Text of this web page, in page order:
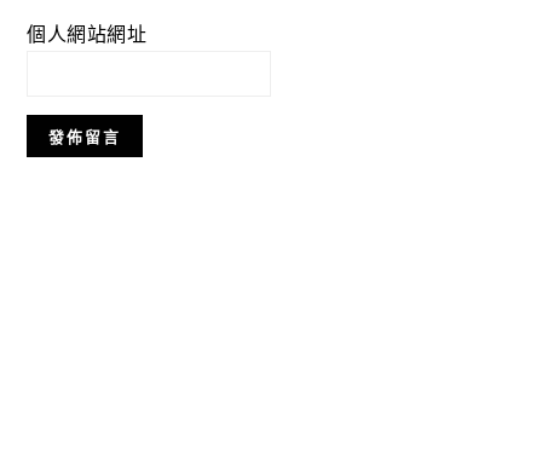
個人網站網址